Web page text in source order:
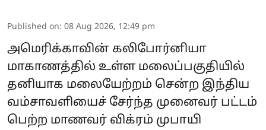
Published on: 08 Aug 2026, 12:49 pm
அமெரிக்காவின் கலிபோர்னியா
மாகாணத்தில் உள்ள மலைப்பகுதியில்
தனியாக மலையேற்றம் சென்ற இந்திய
வம்சாவளியைச் சேர்ந்த முனைவர் பட்டம்
பெற்ற மாணவர் விக்ரம் முபாயி